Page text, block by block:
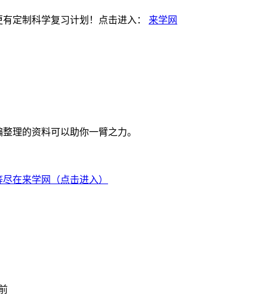
定制科学复习计划！点击进入： 来学网
理的资料可以助你一臂之力。
在来学网（点击进入）